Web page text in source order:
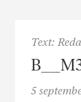
Text:
5